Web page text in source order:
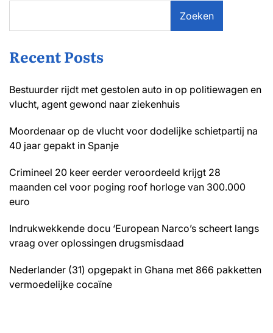
Zoeken
Recent Posts
Bestuurder rijdt met gestolen auto in op politiewagen en
vlucht, agent gewond naar ziekenhuis
Moordenaar op de vlucht voor dodelijke schietpartij na
40 jaar gepakt in Spanje
Crimineel 20 keer eerder veroordeeld krijgt 28
maanden cel voor poging roof horloge van 300.000
euro
Indrukwekkende docu ‘European Narco’s scheert langs
vraag over oplossingen drugsmisdaad
Nederlander (31) opgepakt in Ghana met 866 pakketten
vermoedelijke cocaïne